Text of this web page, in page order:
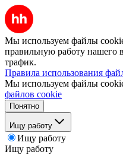
Мы используем файлы
правильную работу нашего
трафик.
Правила использования
Мы используем файлы
файлов cookie
Понятно
Ищу работу
Ищу работу
Ищу работу